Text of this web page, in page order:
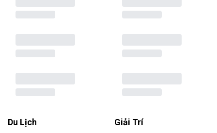
Du Lịch Giải Trí